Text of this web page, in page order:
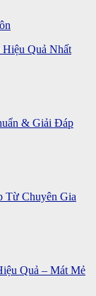
Quả Nhất
& Giải Đáp
Từ Chuyên Gia
Quả – Mát Mẻ